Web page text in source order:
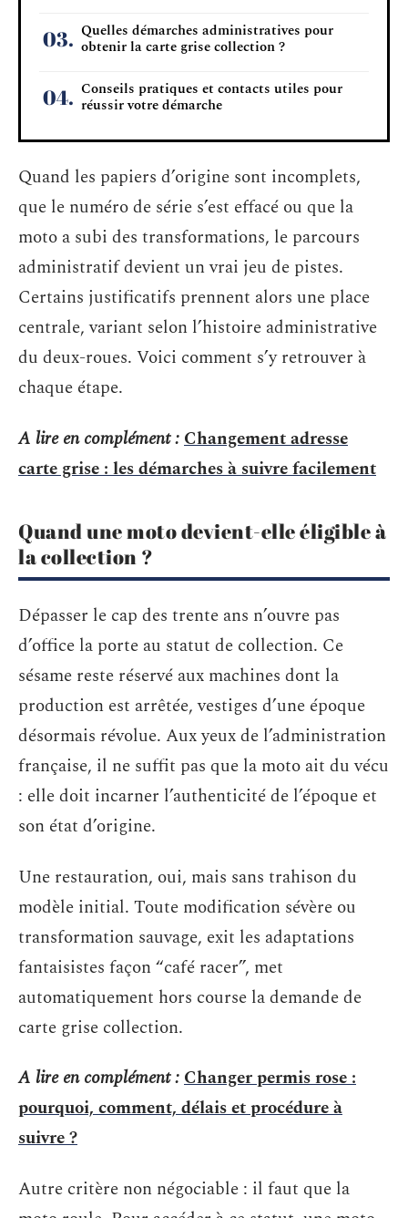
Quelles démarches administratives pour
obtenir la carte grise collection ?
Conseils pratiques et contacts utiles pour
réussir votre démarche
Quand les papiers d’origine sont incomplets,
que le numéro de série s’est effacé ou que la
moto a subi des transformations, le parcours
administratif devient un vrai jeu de pistes.
Certains justificatifs prennent alors une place
centrale, variant selon l’histoire administrative
du deux-roues. Voici comment s’y retrouver à
chaque étape.
A lire en complément :Changement adresse
carte grise : les démarches à suivre facilement
Quand une moto devient-elle éligible à
la collection ?
Dépasser le cap des trente ans n’ouvre pas
d’office la porte au statut de collection. Ce
sésame reste réservé aux machines dont la
production est arrêtée, vestiges d’une époque
désormais révolue. Aux yeux de l’administration
française, il ne suffit pas que la moto ait du vécu
: elle doit incarner l’authenticité de l’époque et
son état d’origine.
Une restauration, oui, mais sans trahison du
modèle initial. Toute modification sévère ou
transformation sauvage, exit les adaptations
fantaisistes façon “café racer”, met
automatiquement hors course la demande de
carte grise collection.
A lire en complément :Changer permis rose :
pourquoi, comment, délais et procédure à
suivre ?
Autre critère non négociable : il faut que la